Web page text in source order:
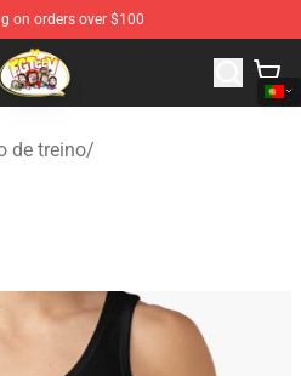
on orders over $100
FGTeeV Merchandise Shop
de treino/